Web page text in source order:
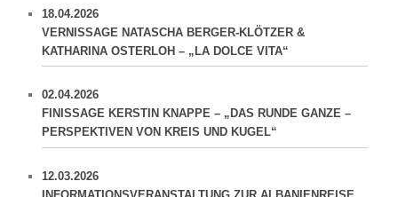
18.04.2026
VERNISSAGE NATASCHA BERGER-KLÖTZER &
KATHARINA OSTERLOH – „LA DOLCE VITA“
02.04.2026
FINISSAGE KERSTIN KNAPPE – „DAS RUNDE GANZE –
PERSPEKTIVEN VON KREIS UND KUGEL“
12.03.2026